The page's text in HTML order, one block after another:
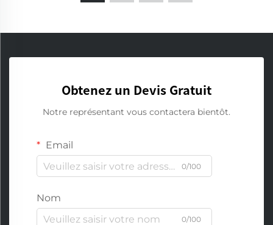
Obtenez un Devis Gratuit
Notre représentant vous contactera bientôt.
Email
0/100
Nom
0/100